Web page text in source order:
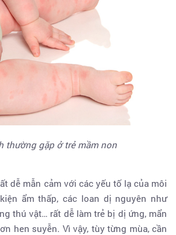
thường gặp ở trẻ mầm non
dễ mẫn cảm với các yếu tố lạ của môi
ẩm thấp, các loan dị nguyên như
thú vật… rất dễ làm trẻ bị dị ứng, mẩn
hen suyễn. Vì vậy, tùy từng mùa, cần